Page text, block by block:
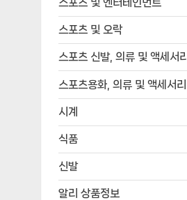
스포츠 및 엔터테인먼트
스포츠 및 오락
스포츠 신발, 의류 및 액세서리
스포츠용화, 의류 및 액세서리
시계
식품
신발
알리 상품정보